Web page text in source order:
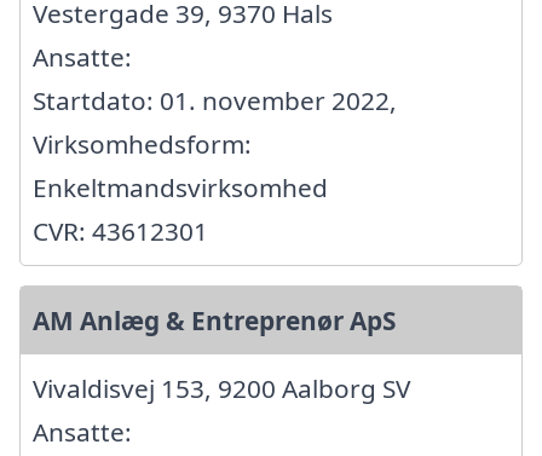
Vestergade 39, 9370 Hals
Ansatte:
Startdato: 01. november 2022,
Virksomhedsform:
Enkeltmandsvirksomhed
CVR: 43612301
AM Anlæg & Entreprenør ApS
Vivaldisvej 153, 9200 Aalborg SV
Ansatte: